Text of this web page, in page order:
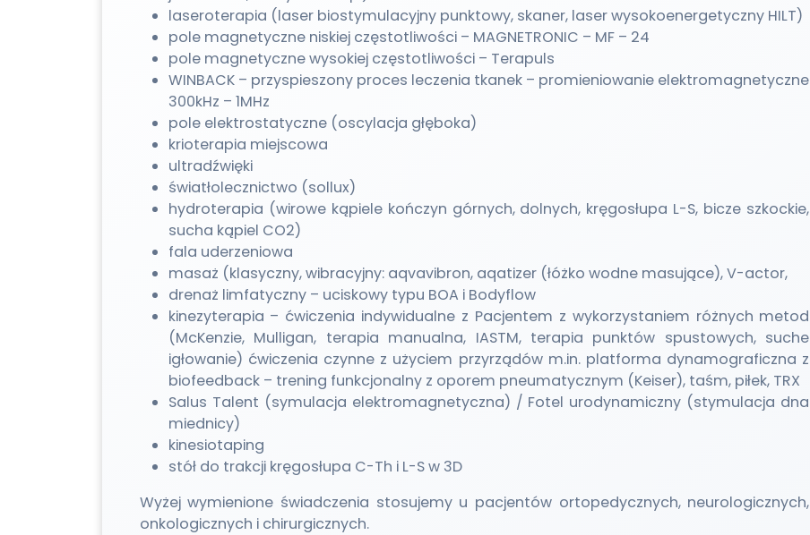
laseroterapia (laser biostymulacyjny punktowy, skaner, laser wysokoenergetyczny HILT)
pole magnetyczne niskiej częstotliwości – MAGNETRONIC – MF – 24
pole magnetyczne wysokiej częstotliwości – Terapuls
WINBACK – przyspieszony proces leczenia tkanek – promieniowanie elektromagnetyczne
300kHz – 1MHz
pole elektrostatyczne (oscylacja głęboka)
krioterapia miejscowa
ultradźwięki
światłolecznictwo (sollux)
hydroterapia (wirowe kąpiele kończyn górnych, dolnych, kręgosłupa L-S, bicze szkockie,
sucha kąpiel CO2)
fala uderzeniowa
masaż (klasyczny, wibracyjny: aqvavibron, aqatizer (łóżko wodne masujące), V-actor,
drenaż limfatyczny – uciskowy typu BOA i Bodyflow
kinezyterapia – ćwiczenia indywidualne z Pacjentem z wykorzystaniem różnych metod
(McKenzie, Mulligan, terapia manualna, IASTM, terapia punktów spustowych, suche
igłowanie) ćwiczenia czynne z użyciem przyrządów m.in. platforma dynamograficzna z
biofeedback – trening funkcjonalny z oporem pneumatycznym (Keiser), taśm, piłek, TRX
Salus Talent (symulacja elektromagnetyczna) / Fotel urodynamiczny (stymulacja dna
miednicy)
kinesiotaping
stół do trakcji kręgosłupa C-Th i L-S w 3D
Wyżej wymienione świadczenia stosujemy u pacjentów ortopedycznych, neurologicznych,
onkologicznych i chirurgicznych.